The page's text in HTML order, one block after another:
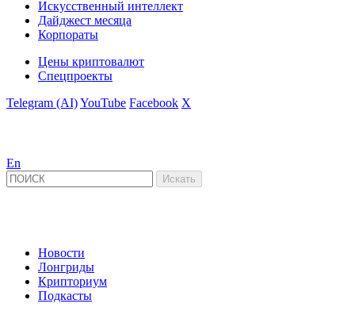
Искусственный интеллект
Дайджест месяца
Корпораты
Цены криптовалют
Спецпроекты
Telegram (AI)YouTube Facebook X
En
Новости
Лонгриды
Крипториум
Подкасты